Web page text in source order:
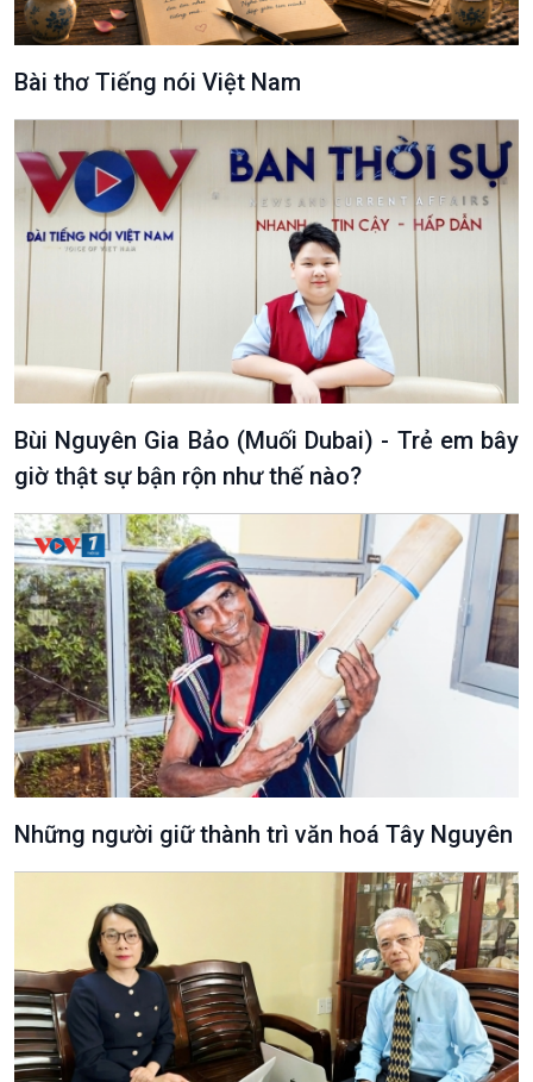
Xã hội chuyển động
Văn hoá & Du lịch
Tin Văn hoá & Du lịch
Chát với người nổi tiếng
Multimedia
Ảnh
Video
Bài thơ Tiếng nói Việt Nam
Bùi Nguyên Gia Bảo (Muối Dubai) - Trẻ em bây
giờ thật sự bận rộn như thế nào?
Những người giữ thành trì văn hoá Tây Nguyên